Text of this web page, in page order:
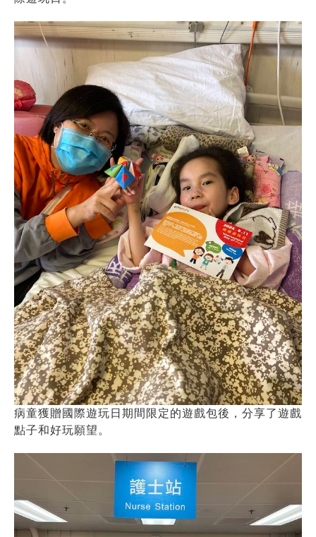
病童獲贈國際遊玩日期間限定的遊戲包後，分享了遊戲
點子和好玩願望。